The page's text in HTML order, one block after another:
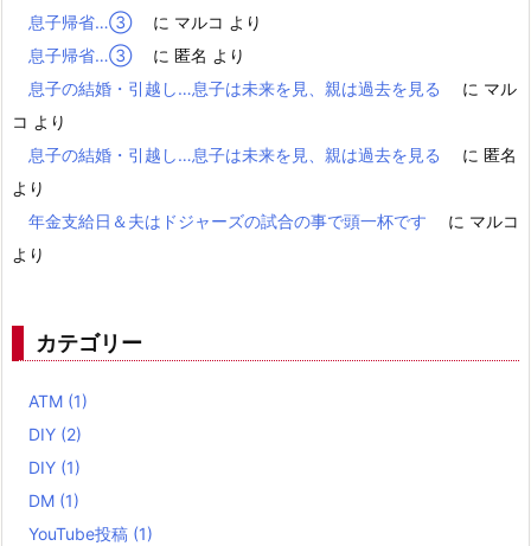
息子帰省…③ に マルコ より
息子帰省…③
に 匿名 より
息子の結婚・引越し…息子は未来を見、親は過去を見る
に マル
コ より
息子の結婚・引越し…息子は未来を見、親は過去を見る
に 匿名
より
年金支給日＆夫はドジャーズの試合の事で頭一杯です
に マルコ
より
カテゴリー
ATM (1)
DIY (2)
DIY (1)
DM (1)
YouTube投稿 (1)